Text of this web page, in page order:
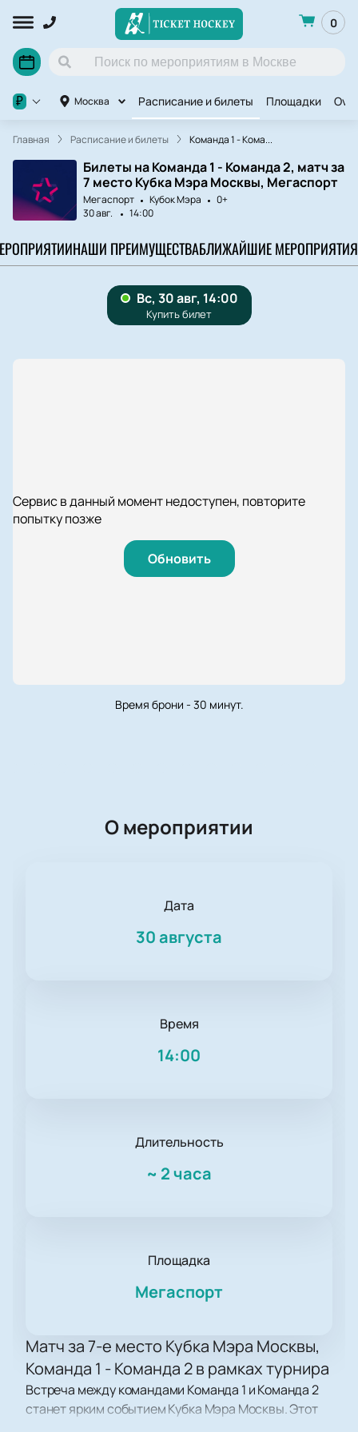
0
Москва Расписание и билеты Площадки
₽
Главная Расписание и билеты Команда 1 - Кома...
Билеты на Команда 1 - Команда 2, матч за
7 место Кубка Мэра Москвы, Мегаспорт
Мегаспорт Кубок Мэра
0+
30 авг.
14:00
НАШИ ПРЕИМУЩЕСТВАБЛИЖАЙШИЕ МЕРОПРИЯТИЯ
Сервис в данный момент недоступен, повторите
попытку позже
Обновить
Время брони - 30 минут.
О мероприятии
Дата
30 августа
Время
14:00
Длительность
~ 2 часа
Площадка
Мегаспорт
Матч за 7-е место Кубка Мэра Москвы,
Команда 1 - Команда 2 в рамках турнира
Встреча между командами Команда 1 и Команда 2
станет ярким событием Кубка Мэра Москвы. Этот